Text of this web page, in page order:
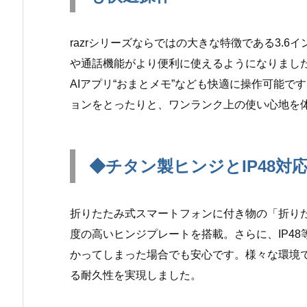
razrシリーズならではの大きな特徴である3.6
や通話機能がより便利に使えるようになりま
AIアプリ“おまとメモ”なども快適に操作可能で
ョンをとったりと、ワンランク上の使い心地を
◆チタン製ヒンジとIP48対
折りたたみ式スマートフォンに付き物の「折
度の高いヒンジプレートを搭載。さらに、
かってしまった場合でも安心です。様々な環
る耐久性を実現しました。